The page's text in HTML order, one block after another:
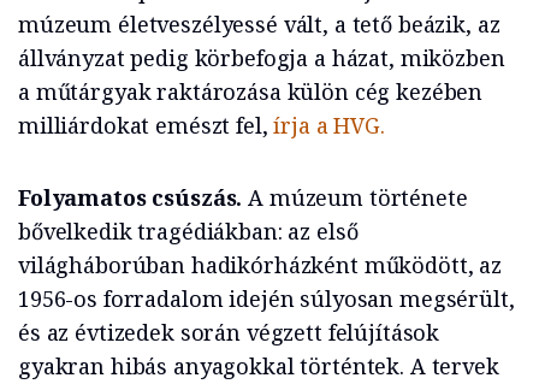
múzeum életveszélyessé vált, a tető beázik, az
állványzat pedig körbefogja a házat, miközben
a műtárgyak raktározása külön cég kezében
milliárdokat emészt fel,írja a HVG.
Folyamatos csúszás. A múzeum története
bővelkedik tragédiákban: az első
világháborúban hadikórházként működött, az
1956-os forradalom idején súlyosan megsérült,
és az évtizedek során végzett felújítások
gyakran hibás anyagokkal történtek. A tervek